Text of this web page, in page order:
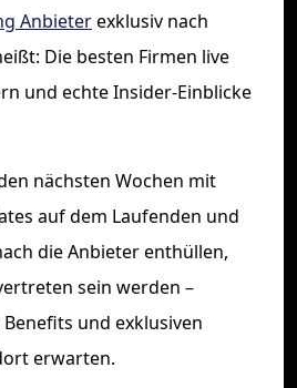
Anbieterexklusiv nach
Die besten Firmen live
und echte Insider-Einblicke
nächsten Wochen mit
auf dem Laufenden und
die Anbieter enthüllen,
sein werden –
und exklusiven
erwarten.